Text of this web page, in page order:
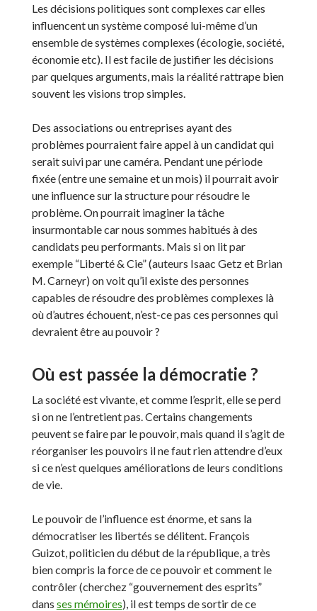
Les décisions politiques sont complexes car elles
influencent un système composé lui-même d’un
ensemble de systèmes complexes (écologie, société,
économie etc). Il est facile de justifier les décisions
par quelques arguments, mais la réalité rattrape bien
souvent les visions trop simples.
Des associations ou entreprises ayant des
problèmes pourraient faire appel à un candidat qui
serait suivi par une caméra. Pendant une période
fixée (entre une semaine et un mois) il pourrait avoir
une influence sur la structure pour résoudre le
problème. On pourrait imaginer la tâche
insurmontable car nous sommes habitués à des
candidats peu performants. Mais si on lit par
exemple “Liberté & Cie” (auteurs Isaac Getz et Brian
M. Carneyr) on voit qu’il existe des personnes
capables de résoudre des problèmes complexes là
où d’autres échouent, n’est-ce pas ces personnes qui
devraient être au pouvoir ?
Où est passée la démocratie ?
La société est vivante, et comme l’esprit, elle se perd
si on ne l’entretient pas. Certains changements
peuvent se faire par le pouvoir, mais quand il s’agit de
réorganiser les pouvoirs il ne faut rien attendre d’eux
si ce n’est quelques améliorations de leurs conditions
de vie.
Le pouvoir de l’influence est énorme, et sans la
démocratiser les libertés se délitent. François
Guizot, politicien du début de la république, a très
bien compris la force de ce pouvoir et comment le
contrôler (cherchez “gouvernement des esprits”
dans ses mémoires), il est temps de sortir de ce